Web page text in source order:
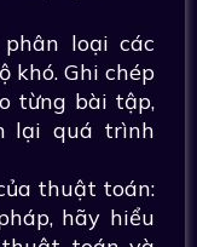
loại các
khó. Ghi chép
từng bài tập,
lại quá trình
thuật toán:
hãy hiểu